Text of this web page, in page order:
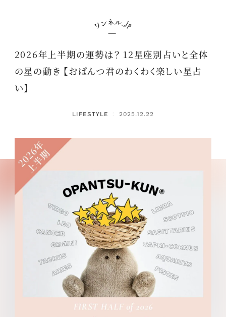
2026年上半期の運勢は？ 12星座別占いと全体
の星の動き 【おぱんつ君のわくわく楽しい星占
い】
LIFESTYLE ： 2025.12.22